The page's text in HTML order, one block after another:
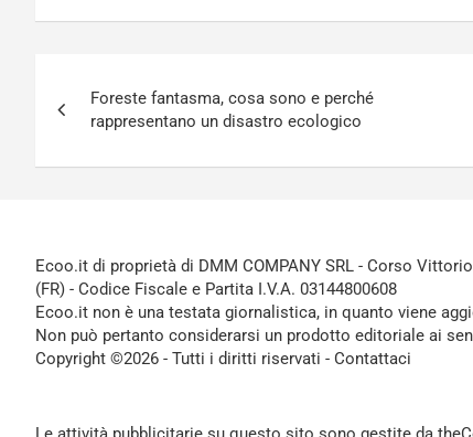
articoli
Foreste fantasma, cosa sono e perché
rappresentano un disastro ecologico
Ecoo.it di proprietà di DMM COMPANY SRL - Corso
(FR) - Codice Fiscale e Partita I.V.A. 03144800608
Ecoo.it non è una testata giornalistica, in quanto viene
Non può pertanto considerarsi un prodotto editoriale ai
Copyright ©2026 - Tutti i diritti riservati - Contattaci